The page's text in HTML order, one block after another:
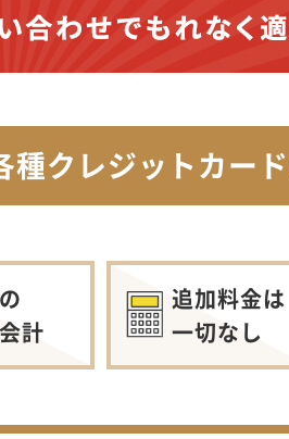
種クレジットカード
計
追加料金は
一切なし